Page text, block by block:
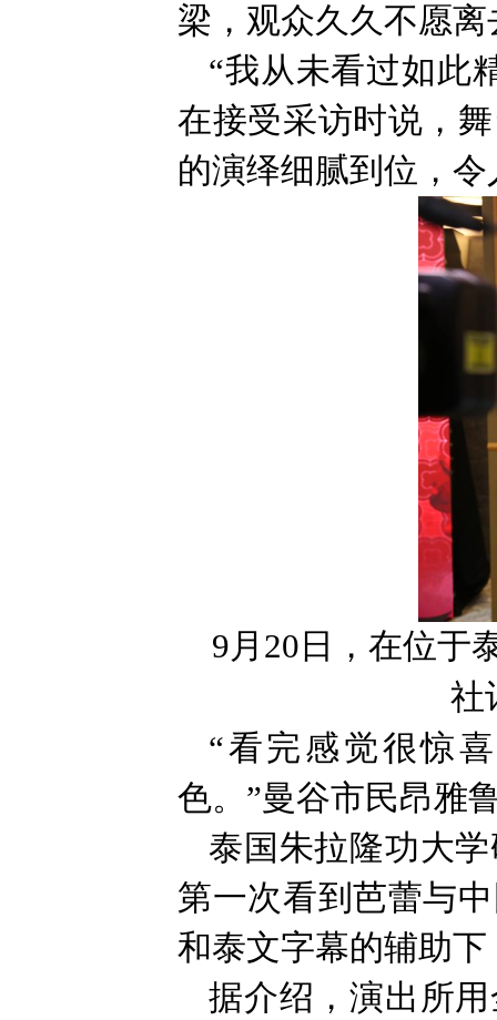
梁，观众久久不愿
“我从未看过如此
在接受采访时说，
的演绎细腻到位，
9月20日，在位于
社
“看完感觉很惊
色。”曼谷市民昂雅
泰国朱拉隆功大
第一次看到芭蕾与
和泰文字幕的辅助
据介绍，演出所